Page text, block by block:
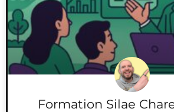
Formation Silae